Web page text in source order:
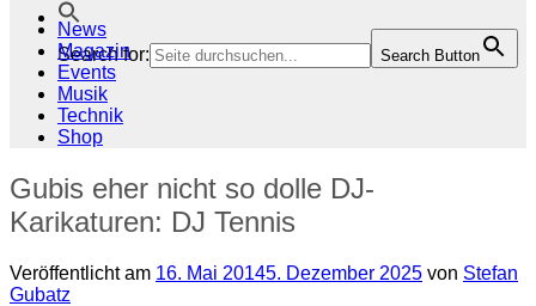
Search for: Search Button
News
Magazin
Events
Musik
Technik
Shop
Gubis eher nicht so dolle DJ-
Karikaturen: DJ Tennis
Veröffentlicht am 16. Mai 20145. Dezember 2025 von Stefan
Gubatz